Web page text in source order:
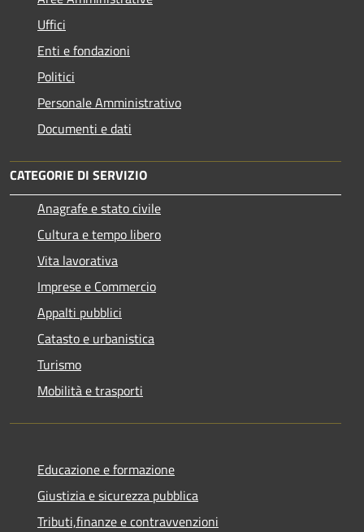
Uffici
Enti e fondazioni
Politici
Personale Amministrativo
Documenti e dati
CATEGORIE DI SERVIZIO
Anagrafe e stato civile
Cultura e tempo libero
Vita lavorativa
Imprese e Commercio
Appalti pubblici
Catasto e urbanistica
Turismo
Mobilità e trasporti
Educazione e formazione
Giustizia e sicurezza pubblica
Tributi,finanze e contravvenzioni